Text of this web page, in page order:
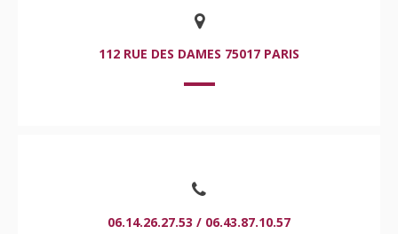
112 RUE DES DAMES 75017 PARIS
06.14.26.27.53 / 06.43.87.10.57